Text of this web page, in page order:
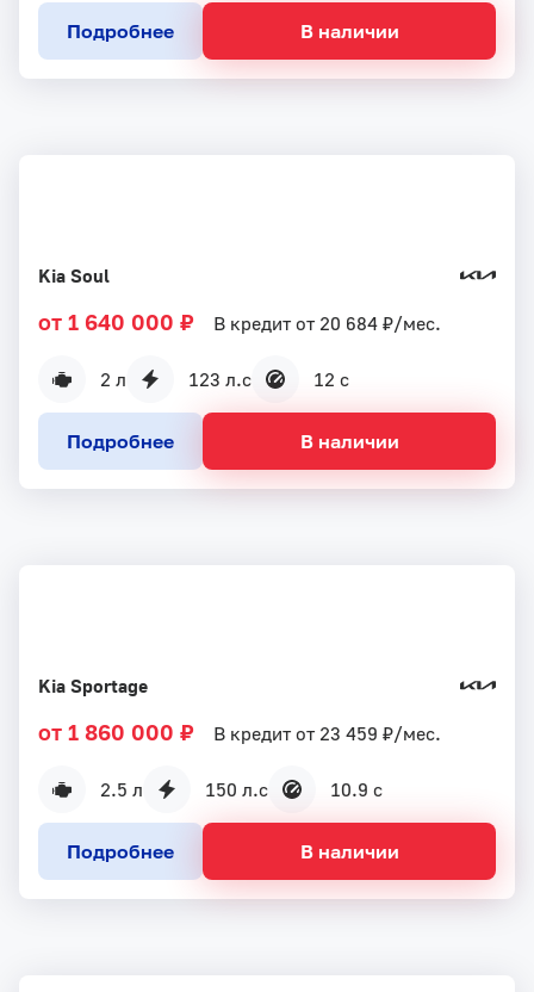
Подробнее В наличии
Kia Soul
2 л 123 л.с 12 с
от 1 640 000 ₽ В кредит от 20 684 ₽/мес.
Подробнее В наличии
Kia Sportage
2.5 л 150 л.с 10.9 с
от 1 860 000 ₽ В кредит от 23 459 ₽/мес.
Подробнее В наличии